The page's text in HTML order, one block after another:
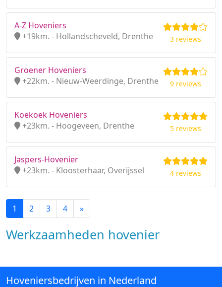
A-Z Hoveniers
+19km. - Hollandscheveld, Drenthe
3 reviews
Groener Hoveniers
+22km. - Nieuw-Weerdinge, Drenthe
9 reviews
Koekoek Hoveniers
+23km. - Hoogeveen, Drenthe
5 reviews
Jaspers-Hovenier
+23km. - Kloosterhaar, Overijssel
4 reviews
1 2 3 4 »
Werkzaamheden hovenier
Hoveniersbedrijven in Nederland